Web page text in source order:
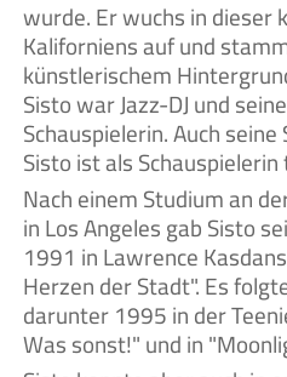
wurde. Er wuchs in dieser
Kaliforniens auf und
künstlerischem
Sisto war Jazz-DJ und
Schauspielerin. Auch
Sisto ist als
Nach einem Studium an
in Los Angeles gab Sisto
1991 in Lawrence
Herzen der Stadt". Es
darunter 1995 in der
Was sonst!" und in